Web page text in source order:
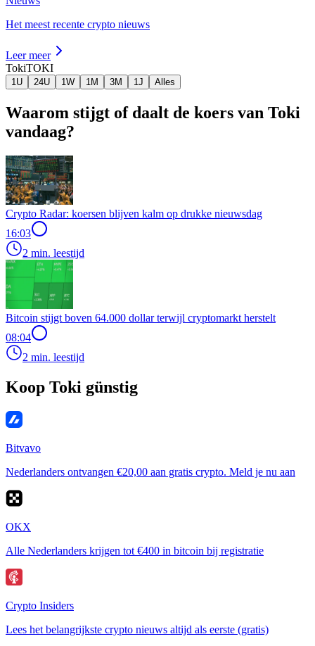
Het meest recente crypto nieuws
Leer meer
TokiTOKI
1U 24U 1W 1M 3M 1J Alles
Waarom stijgt of daalt de koers van Toki
vandaag?
Crypto Radar: koersen blijven kalm op drukke nieuwsdag
16:03
2 min. leestijd
Bitcoin stijgt boven 64.000 dollar terwijl cryptomarkt herstelt
08:04
2 min. leestijd
Koop Toki günstig
Bitvavo
Nederlanders ontvangen €20,00 aan gratis crypto. Meld je nu aan
OKX
Alle Nederlanders krijgen tot €400 in bitcoin bij registratie
Crypto Insiders
Lees het belangrijkste crypto nieuws altijd als eerste (gratis)